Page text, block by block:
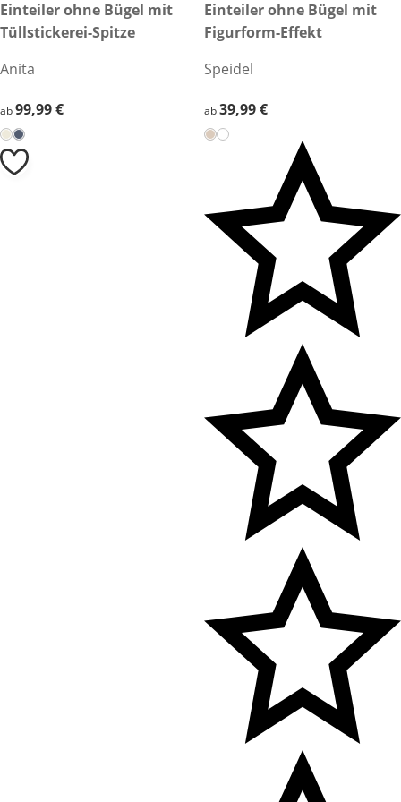
99,99 €
Einteiler ohne Bügel mit
Tüllstickerei-Spitze
Anita
99,99 €
ab99,99 €
39,99 €
Einteiler ohne Bügel mit
Figurform-Effekt
Speidel
39,99 €
ab39,99 €